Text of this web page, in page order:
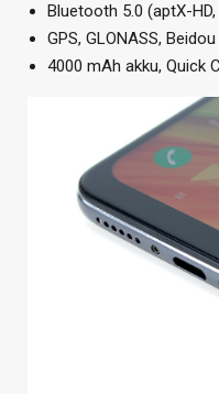
Bluetooth 5.0 (aptX-HD,
GPS, GLONASS, Beidou
4000 mAh akku, Quick